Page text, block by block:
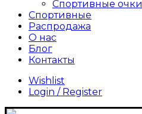
Спортивные очки
Спортивные
Распродажа
О нас
Блог
Контакты
Wishlist
Login / Register